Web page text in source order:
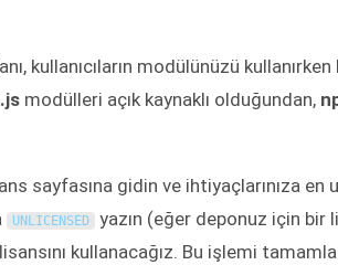
kullanıcıların modülünüzü
modülleri açık kaynaklı olduğundan,
sayfasına gidin ve ihtiyaçlarınıza en
UNLICENSED yazın (eğer deponuz için bir
kullanacağız. Bu işlemi